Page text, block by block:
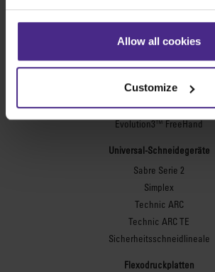
Allow all cookies
Customize
SteelTrak
Excalibur 3S
Evolution3™-Reihe
Evolution3™ SmartFold
Evolution3™ BenchTop
Evolution3™ FreeHand
Universal-Schneidegeräte
Sabre Serie 2
Simplex
Technic ARC
Technic ARC TE
Sicherheitsschneidlineale
Flexodruckplatten